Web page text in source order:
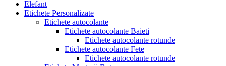
Elefant
Etichete Personalizate
Etichete autocolante
Etichete autocolante Baieti
Etichete autocolante rotunde
Etichete autocolante Fete
Etichete autocolante rotunde